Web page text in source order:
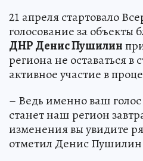
21 апреля стартовало
голосование за объекты
ДНР Денис Пушилин
региона не оставаться в
активное участие в
– Ведь именно ваш
станет наш регион
изменения вы увидите
отметил Денис